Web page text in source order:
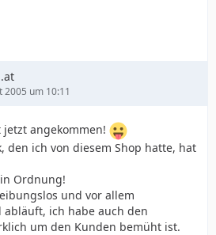
2005 um 10:11
angekommen!
den ich von diesem Shop hatte, hat
Ordnung!
und vor allem
ich habe auch den
um den Kunden bemüht ist.